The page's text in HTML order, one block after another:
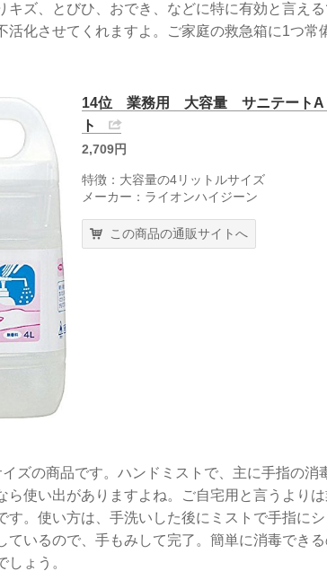
キズ、とびひ、おでき、などに特に有効と言え
活化させてくれますよ。ご家庭の救急箱に1つ常
14位 業務用 大容量 サニテートA
ト
2,709円
特徴：大容量の4リットルサイズ
メーカー：ライオンハイジーン
この商品の通販サイトへ
ズの商品です。ハンドミストで、主に手指の消
ら使い出がありますよね。ご自宅用と言うより
す。使い方は、手洗いした後にミストで手指に
ているので、手もみして完了。簡単に消毒でき
ょう。